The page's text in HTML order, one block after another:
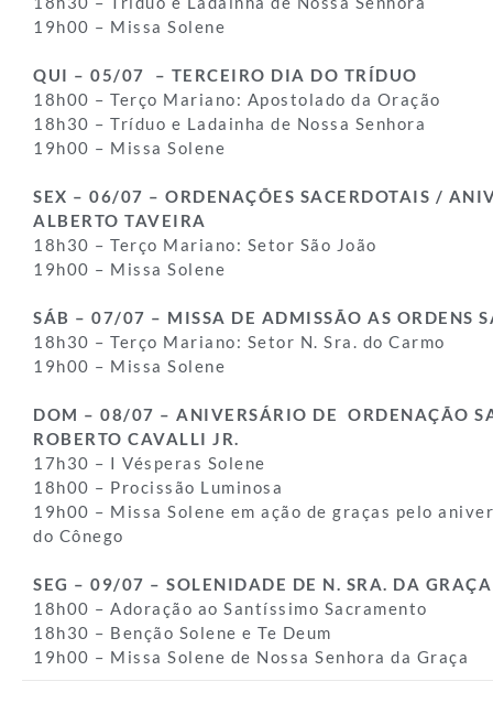
19h00 – Missa Solene
QUI – 05/07 – TERCEIRO DIA DO TRÍDUO
18h00 – Terço Mariano: Apostolado da Oração
18h30 – Tríduo e Ladainha de Nossa Senhora
19h00 – Missa Solene
SEX – 06/07 – ORDENAÇÕES SACERDOTAIS /
ALBERTO TAVEIRA
18h30 – Terço Mariano: Setor São João
19h00 – Missa Solene
SÁB – 07/07 – MISSA DE ADMISSÃO AS ORDENS
18h30 – Terço Mariano: Setor N. Sra. do Carmo
19h00 – Missa Solene
DOM – 08/07 – ANIVERSÁRIO DE ORDENAÇÃO
ROBERTO CAVALLI JR.
17h30 – I Vésperas Solene
18h00 – Procissão Luminosa
19h00 – Missa Solene em ação de graças pelo
do Cônego
SEG – 09/07 – SOLENIDADE DE N. SRA. DA GRAÇA
18h00 – Adoração ao Santíssimo Sacramento
18h30 – Benção Solene e Te Deum
19h00 – Missa Solene de Nossa Senhora da Graça